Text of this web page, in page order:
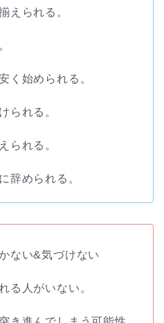
えられる。
く始められる。
られる。
られる。
辞められる。
ない&気づけない
る人がいない。